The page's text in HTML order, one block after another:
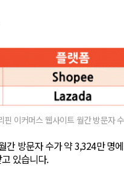
핀 이커머스 웹사이트 월간 방문자
간 방문자 수가 약 3,324만 명
있습니다.